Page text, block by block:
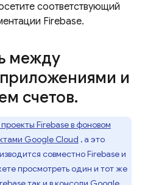
соответствующий
Firebase.
между
приложениями и
счетов.
Firebase в фоновом
Google Cloud , а это
совместно Firebase и
просмотреть один и тот же